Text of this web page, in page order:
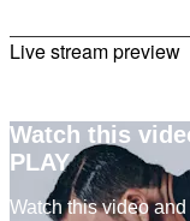
Live stream preview
Watch this
PLAY
Watch this video